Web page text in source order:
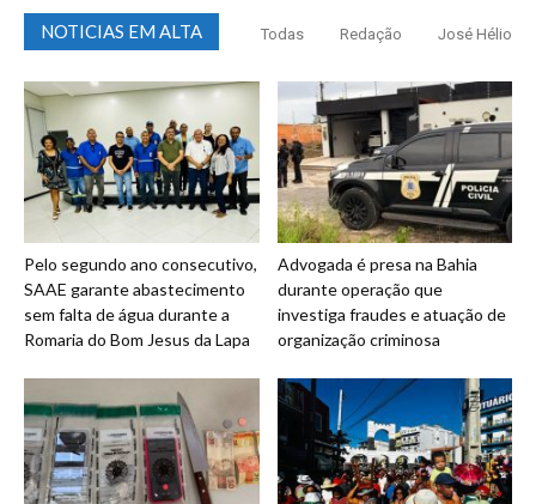
NOTICIAS EM ALTA Todas Redação José Hélio
Pelo segundo ano consecutivo,
SAAE garante abastecimento
sem falta de água durante a
Romaria do Bom Jesus da Lapa
Advogada é presa na Bahia
durante operação que
investiga fraudes e atuação de
organização criminosa